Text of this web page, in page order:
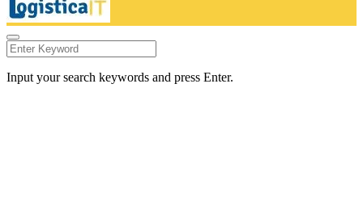
Input your search keywords and press Enter.